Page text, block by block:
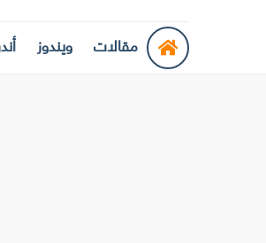
مقالات ويندوز